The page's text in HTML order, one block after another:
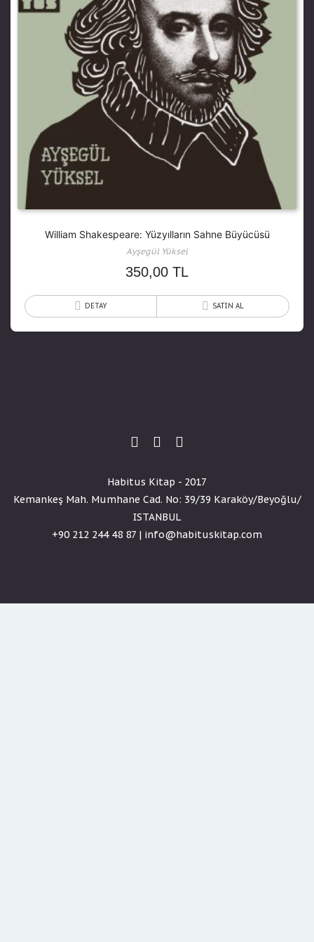
William Shakespeare: Yüzyılların Sahne Büyücüsü
Ayşegül Yüksel
350,00 TL
DETAY SATIN AL
Habitus Kitap - 2017
Kemankeş Mah. Mumhane Cad. No: 39/39 Karaköy/Beyoğlu/
ISTANBUL
+90 212 244 48 87 | info@habituskitap.com